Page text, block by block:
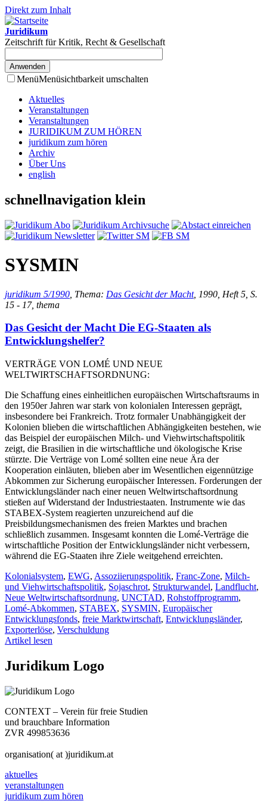
Direkt zum Inhalt
Juridikum
Zeitschrift für Kritik, Recht & Gesellschaft
MenüMenüsichtbarkeit umschalten
Aktuelles
Veranstaltungen
Veranstaltungen
JURIDIKUM ZUM HÖREN
juridikum zum hören
Archiv
Über Uns
english
schnellnavigation klein
SYSMIN
juridikum 5/1990 , Thema: Das Gesicht der Macht, 1990, Heft 5, S.
15 - 17, thema
Das Gesicht der Macht Die EG-Staaten als
Entwicklungshelfer?
VERTRÄGE VON LOMÉ UND NEUE
WELTWIRTSCHAFTSORDNUNG:
Die Schaffung eines einheitlichen europäischen Wirtschaftsraums in
den 1950er Jahren war stark von kolonialen Interessen geprägt,
insbesondere bei Frankreich. Trotz formaler Unabhängigkeit der
Kolonien blieben die wirtschaftlichen Abhängigkeiten bestehen, wie
das Beispiel der europäischen Milch- und Viehwirtschaftspolitik
zeigt, die Brasilien in die wirtschaftliche und ökologische Krise
stürzte. Die Verträge von Lomé sollten eine neue Ära der
Kooperation einläuten, blieben aber im Wesentlichen eigennützige
Abkommen zur Sicherung europäischer Interessen. Forderungen der
Entwicklungsländer nach einer neuen Weltwirtschaftsordnung
stießen auf Widerstand der Industriestaaten. Instrumente wie das
STABEX-System reagierten unzureichend auf die
Preisbildungsmechanismen des freien Marktes und brachen
schließlich zusammen. Insgesamt konnten die Lomé-Verträge die
wirtschaftliche Position der Entwicklungsländer nicht verbessern,
während die EG-Staaten ihre Ziele weitgehend erreichten.
Kolonialsystem, EWG, Assoziierungspolitik, Franc-Zone, Milch-
und Viehwirtschaftspolitik, Sojaschrot, Strukturwandel, Landflucht,
Neue Weltwirtschaftsordnung, UNCTAD, Rohstoffprogramm,
Lomé-Abkommen, STABEX, SYSMIN, Europäischer
Entwicklungsfonds, freie Marktwirtschaft, Entwicklungsländer,
Exporterlöse, Verschuldung
Artikel lesen
Juridikum Logo
CONTEXT – Verein für freie Studien
und brauchbare Information
ZVR 499853636
organisation( at )juridikum.at
aktuelles
veranstaltungen
juridikum zum hören